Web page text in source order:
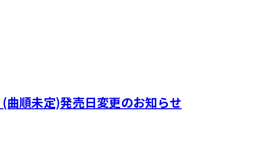
順未定)発売日変更のお知らせ